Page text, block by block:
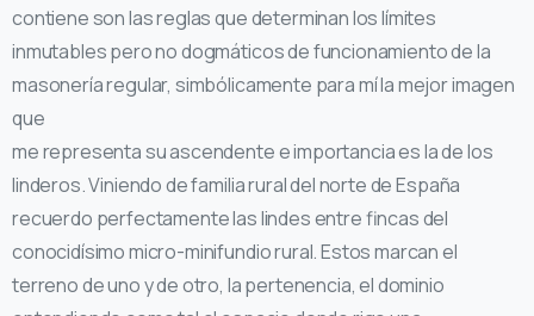
contiene son las reglas que determinan los límites
inmutables pero no dogmáticos de funcionamiento de la
masonería regular, simbólicamente para mí la mejor imagen
que
me representa su ascendente e importancia es la de los
linderos. Viniendo de familia rural del norte de España
recuerdo perfectamente las lindes entre fincas del
conocidísimo micro-minifundio rural. Estos marcan el
terreno de uno y de otro, la pertenencia, el dominio